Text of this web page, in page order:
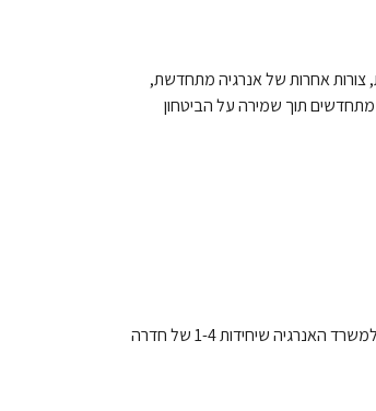
אחרות של אנרגיה מתחדשת,
מתחדשים תוך שמירה על הביטחון
בעקבות לחץ ציבורי של גרינפיס יחד עם התושבים, הוחלט בסיכום בין המשרד להגנת הסביבה למשרד האנרגיה שיחידות 1-4 של חדרה